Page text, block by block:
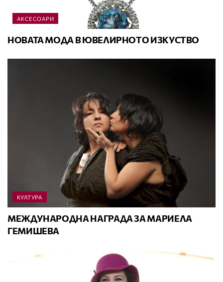
АКСЕСОАРИ
НОВАТА МОДА В ЮВЕЛИРНОТО ИЗКУСТВО
КУЛТУРА
МЕЖДУНАРОДНA НАГРАДА ЗА МАРИЕЛА
ГЕМИШЕВА